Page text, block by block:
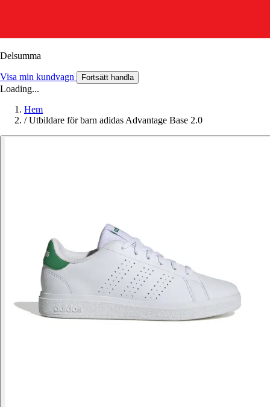
Delsumma
Visa min kundvagn Fortsätt handla
Loading...
Hem
/ Utbildare för barn adidas Advantage Base 2.0